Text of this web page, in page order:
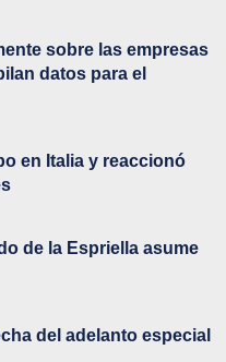
sobre las empresas
datos para el
en Italia y reaccionó
de la Espriella asume
del adelanto especial